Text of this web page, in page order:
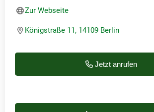
Zur Webseite
Königstraße 11, 14109 Berlin
Jetzt anrufen